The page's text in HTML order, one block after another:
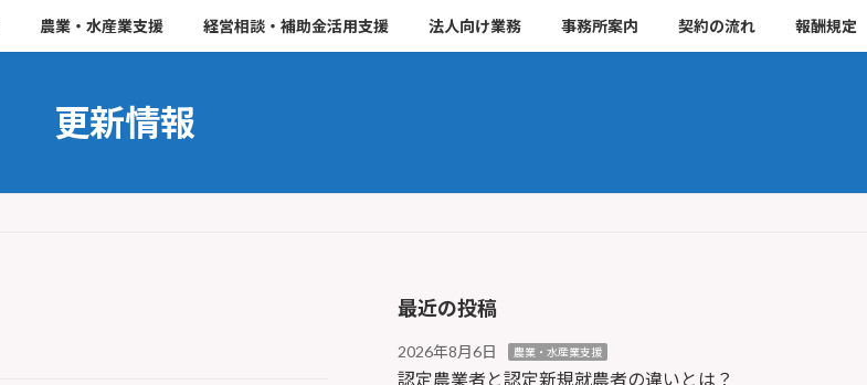
農業・水産業支援 経営相談・補助金活用支援 法人向け業務 事務所案内 契約の流れ 報酬規定
更新情報
最近の投稿
2026年8月6日 農業・水産業支援
認定農業者と認定新規就農者の違いとは？